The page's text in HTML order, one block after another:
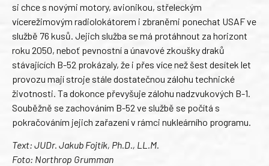
si chce s novými motory, avionikou, střeleckým
vícerežimovým radiolokátorem i zbraněmi ponechat USAF ve
službě 76 kusů. Jejich služba se má protáhnout za horizont
roku 2050, neboť pevnostní a únavové zkoušky draků
stávajících B-52 prokázaly, že i přes více než šest desítek let
provozu mají stroje stále dostatečnou zálohu technické
životnosti. Ta dokonce převyšuje zálohu nadzvukových B-1.
Souběžně se zachováním B-52 ve službě se počítá s
pokračováním jejich zařazení v rámci nukleárního programu.
Text: JUDr. Jakub Fojtík, Ph.D., LL.M.
Foto: Northrop Grumman